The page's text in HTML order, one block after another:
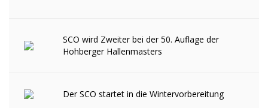
SCO wird Zweiter bei der 50. Auflage der
Hohberger Hallenmasters
Der SCO startet in die Wintervorbereitung